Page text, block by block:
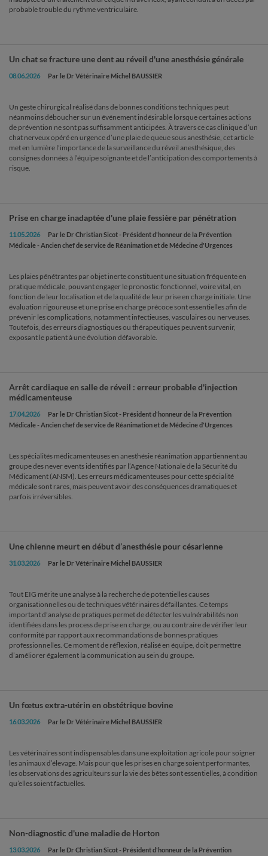
probable trouble du rythme ventriculaire.
Un chat se fracture une dent au réveil d'une anesthésie générale
08.06.2026 Par le Dr Vétérinaire Michel BAUSSIER
Un geste chirurgical réalisé dans de bonnes conditions techniques peut
néanmoins déboucher sur un événement indésirable lorsque certaines actions
de prévention ne sont pas suffisamment anticipées. À travers ce cas clinique d’un
chat nerveux opéré en urgence d’une plaie de queue sous anesthésie, cet article
met en lumière l’importance de la surveillance du réveil anesthésique, des
consignes données à l’équipe soignante et de l’anticipation des comportements à
risque.
Prise en charge inadaptée d'une plaie fessière par pénétration
11.05.2026
Par le Dr Christian Sicot - Président d'honneur de la Prévention
Médicale - Ancien chef de service de Réanimation et de Médecine d'Urgences
Les plaies pénétrantes par objet inerte constituent une situation fréquente en
pratique médicale, pouvant engager le pronostic fonctionnel, voire vital, en
fonction de leur localisation et de la qualité de leur prise en charge initiale. Une
évaluation rigoureuse et une prise en charge précoce sont essentielles afin de
prévenir les complications, notamment infectieuses, vasculaires ou nerveuses.
Toutefois, des erreurs diagnostiques ou thérapeutiques peuvent survenir,
exposant le patient à une évolution défavorable.
Arrêt cardiaque en salle de réveil : erreur probable d'injection
médicamenteuse
17.04.2026
Par le Dr Christian Sicot - Président d'honneur de la Prévention
Médicale - Ancien chef de service de Réanimation et de Médecine d'Urgences
Les spécialités médicamenteuses en anesthésie réanimation appartiennent au
groupe des never events identifiés par l’Agence Nationale de la Sécurité du
Médicament (ANSM). Les erreurs médicamenteuses pour cette spécialité
médicale sont rares, mais peuvent avoir des conséquences dramatiques et
parfois irréversibles.
Une chienne meurt en début d’anesthésie pour césarienne
31.03.2026 Par le Dr Vétérinaire Michel BAUSSIER
Tout EIG mérite une analyse à la recherche de potentielles causes
organisationnelles ou de techniques vétérinaires défaillantes. Ce temps
important d’analyse de pratiques permet de détecter les vulnérabilités non
identifiées dans les process de prise en charge, ou au contraire de vérifier leur
conformité par rapport aux recommandations de bonnes pratiques
professionnelles. Ce moment de réflexion, réalisé en équipe, doit permettre
d’améliorer également la communication au sein du groupe.
Un fœtus extra-utérin en obstétrique bovine
16.03.2026 Par le Dr Vétérinaire Michel BAUSSIER
Les vétérinaires sont indispensables dans une exploitation agricole pour soigner
les animaux d’élevage. Mais pour que les prises en charge soient performantes,
les observations des agriculteurs sur la vie des bêtes sont essentielles, à condition
qu’elles soient factuelles.
Non-diagnostic d'une maladie de Horton
13.03.2026
Par le Dr Christian Sicot - Président d'honneur de la Prévention